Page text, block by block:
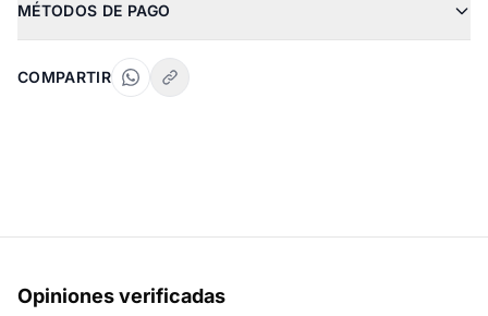
MÉTODOS DE PAGO
COMPARTIR
Opiniones verificadas